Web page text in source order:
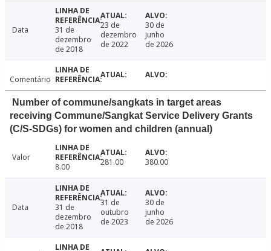
Data
31 de
dezembro
de 2018
23 de
dezembro
de 2022
30 de
junho
de 2026
Comentário
Number of commune/sangkats in target areas
receiving Commune/Sangkat Service Delivery Grants
(C/S-SDGs) for women and children (annual)
Valor
8.00
281.00 380.00
Data
31 de
dezembro
de 2018
31 de
outubro
de 2023
30 de
junho
de 2026